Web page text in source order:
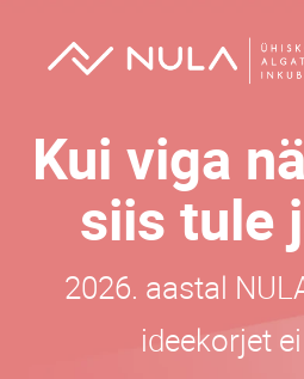
Kui viga
siis tule
2026. aastal
ideekorjet